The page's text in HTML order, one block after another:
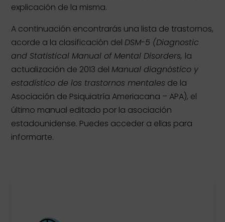
explicación de la misma.
A continuación encontrarás una lista de trastornos,
acorde a la clasificación delDSM-5 (Diagnostic
and Statistical Manual of Mental Disorders, la
actualización de 2013 delManual diagnóstico y
estadístico de los trastornos mentales de la
Asociación de Psiquiatría Ameriacana – APA), el
último manual editado por la asociación
estadounidense. Puedes acceder a ellas para
informarte.